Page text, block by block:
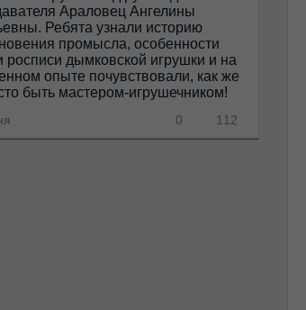
Араловец Ангелины
Ребята узнали историю
промысла, особенности
росписи дымковской игрушки и на
опыте почувствовали, как же
быть мастером-игрушечником!
112
0